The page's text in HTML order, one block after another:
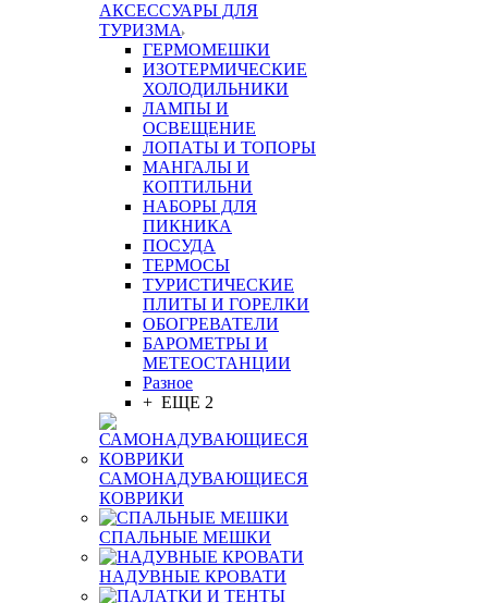
АКСЕССУАРЫ ДЛЯ
ТУРИЗМА
ГЕРМОМЕШКИ
ИЗОТЕРМИЧЕСКИЕ
ХОЛОДИЛЬНИКИ
ЛАМПЫ И
ОСВЕЩЕНИЕ
ЛОПАТЫ И ТОПОРЫ
МАНГАЛЫ И
КОПТИЛЬНИ
НАБОРЫ ДЛЯ
ПИКНИКА
ПОСУДА
ТЕРМОСЫ
ТУРИСТИЧЕСКИЕ
ПЛИТЫ И ГОРЕЛКИ
ОБОГРЕВАТЕЛИ
БАРОМЕТРЫ И
МЕТЕОСТАНЦИИ
Разное
+ ЕЩЕ 2
САМОНАДУВАЮЩИЕСЯ
КОВРИКИ
СПАЛЬНЫЕ МЕШКИ
НАДУВНЫЕ КРОВАТИ